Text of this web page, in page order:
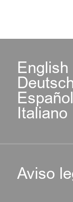
English
Italiano
Aviso